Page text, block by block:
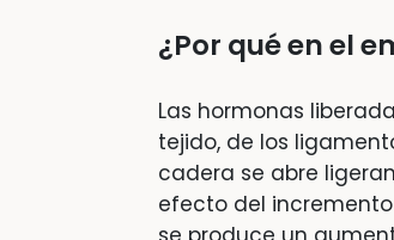
¿Por qué en el
Las hormonas
tejido, de los
cadera se abre
efecto del